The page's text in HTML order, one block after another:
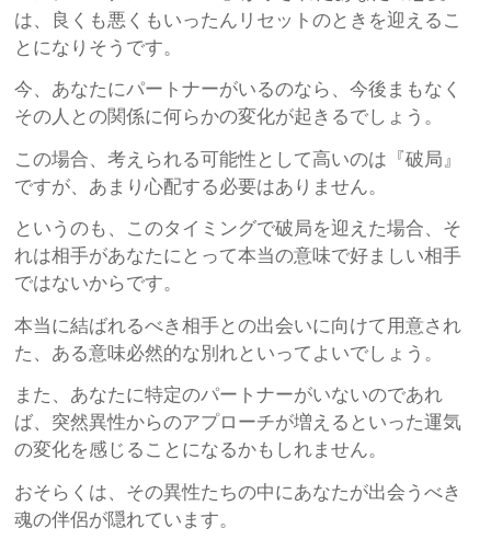
は、良くも悪くもいったんリセットのときを迎えるこ
とになりそうです。
今、あなたにパートナーがいるのなら、今後まもなく
その人との関係に何らかの変化が起きるでしょう。
この場合、考えられる可能性として高いのは『破局』
ですが、あまり心配する必要はありません。
というのも、このタイミングで破局を迎えた場合、そ
れは相手があなたにとって本当の意味で好ましい相手
ではないからです。
本当に結ばれるべき相手との出会いに向けて用意され
た、ある意味必然的な別れといってよいでしょう。
また、あなたに特定のパートナーがいないのであれ
ば、突然異性からのアプローチが増えるといった運気
の変化を感じることになるかもしれません。
おそらくは、その異性たちの中にあなたが出会うべき
魂の伴侶が隠れています。